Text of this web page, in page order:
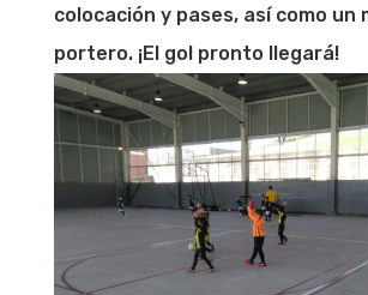
colocación y pases, así como un
portero. ¡El gol pronto llegará!